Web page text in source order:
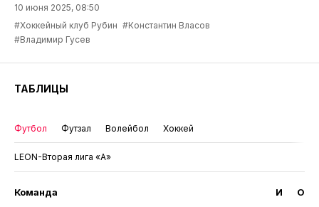
10 июня 2025, 08:50
#Хоккейный клуб Рубин #Константин Власов
#Владимир Гусев
ТАБЛИЦЫ
Футбол Футзал Волейбол Хоккей
LEON-Вторая лига «А»
Команда И О